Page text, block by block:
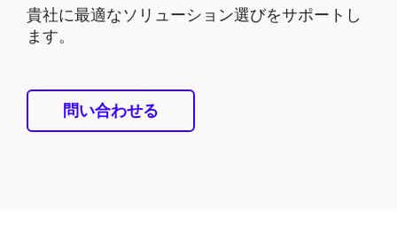
貴社に最適なソリューション選びをサポートし
ます。
問い合わせる